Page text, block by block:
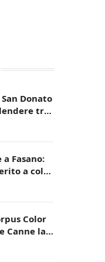
Donato
tra
Fasano:
a colpi
Color
Canne la
e